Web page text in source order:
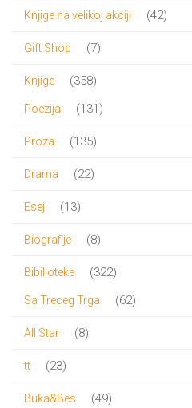
Knjige na velikoj akciji 4242
Gift Shop 77
Knjige 358358
proizvoda
Poezija 131 131
Proza 135135
Drama 2222
Esej 1313
Biografije 88
Bibilioteke 322322
proizvoda
Sa Treceg Trga 6262
All Star 88
tt 2323
Buka&Bes 4949